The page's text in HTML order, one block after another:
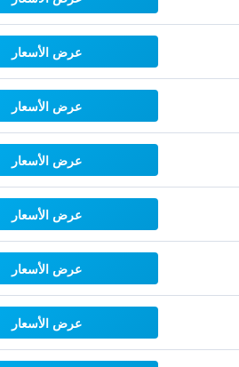
عرض الأسعار
عرض الأسعار
عرض الأسعار
عرض الأسعار
عرض الأسعار
عرض الأسعار